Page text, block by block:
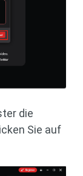
die
Sie auf